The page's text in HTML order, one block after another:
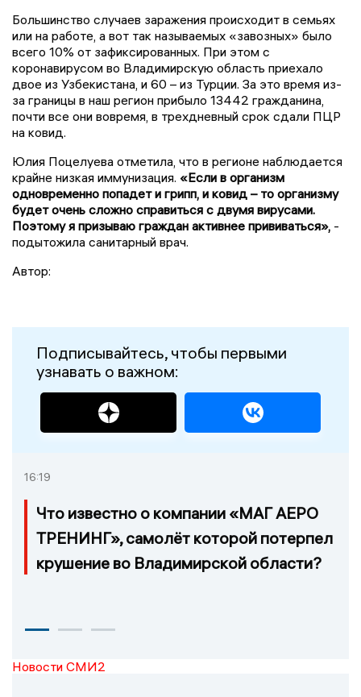
Большинство случаев заражения происходит в семьях
или на работе, а вот так называемых «завозных» было
всего 10% от зафиксированных. При этом с
коронавирусом во Владимирскую область приехало
двое из Узбекистана, и 60 – из Турции. За это время из-
за границы в наш регион прибыло 13442 гражданина,
почти все они вовремя, в трехдневный срок сдали ПЦР
на ковид.
Юлия Поцелуева отметила, что в регионе наблюдается
крайне низкая иммунизация. «Если в организм
одновременно попадет и грипп, и ковид – то организму
будет очень сложно справиться с двумя вирусами.
Поэтому я призываю граждан активнее прививаться», -
подытожила санитарный врач.
Автор:
Подписывайтесь, чтобы первыми
узнавать о важном:
16:19
Что известно о компании «МАГ АЕРО
ТРЕНИНГ», самолёт которой потерпел
крушение во Владимирской области?
Новости СМИ2